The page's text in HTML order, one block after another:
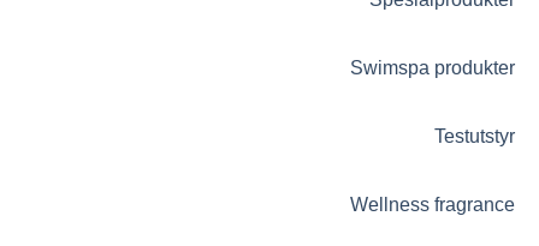
Swimspa produkter
Testutstyr
Wellness fragrance